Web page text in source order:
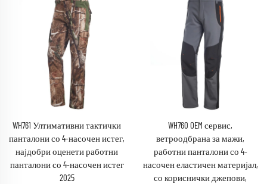
WH761 Ултимативни тактички
панталони со 4-насочен истег,
најдобри оценети работни
панталони со 4-насочен истег
2025
WH760 OEM сервис,
ветроодбрана за мажи,
работни панталони со 4-
насочен еластичен материјал,
со кориснички джепови,